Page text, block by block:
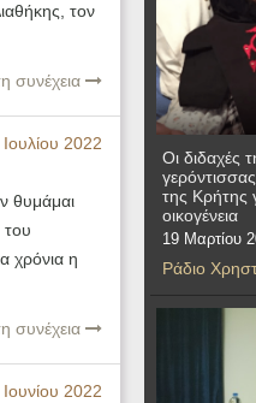
τον
συνέχεια
2022
θυμάμαι
χρόνια η
συνέχεια
2022
Οι διδαχές
της Κρήτης
οικογένεια
19 Μαρτίου
Ράδιο